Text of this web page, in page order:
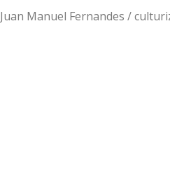
Juan Manuel Fernandes /